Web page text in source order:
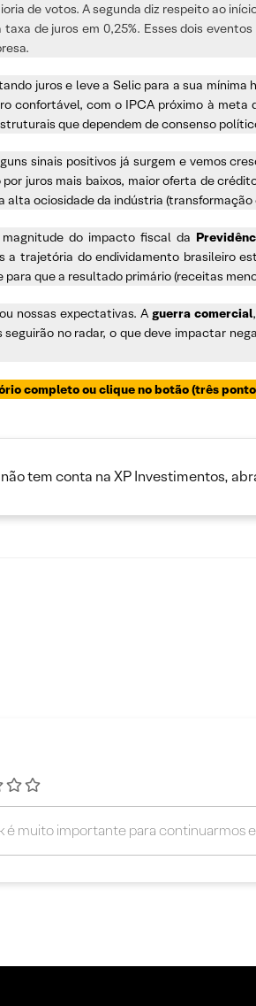
de votos. A segunda diz respeito ao
de juros em 0,25%. Esses dois
juros e leve a Selic para a sua
confortável, com o IPCA próximo à meta
que dependem de consenso
sinais positivos já surgem e vemos
juros mais baixos, maior oferta de
ociosidade da indústria
do impacto fiscal da
trajetória do endividamento brasileiro
que a resultado primário (receitas
nossas expectativas. A guerra comercial
no radar, o que deve impactar
completo ou clique no botão (três
tem conta na XP Investimentos,